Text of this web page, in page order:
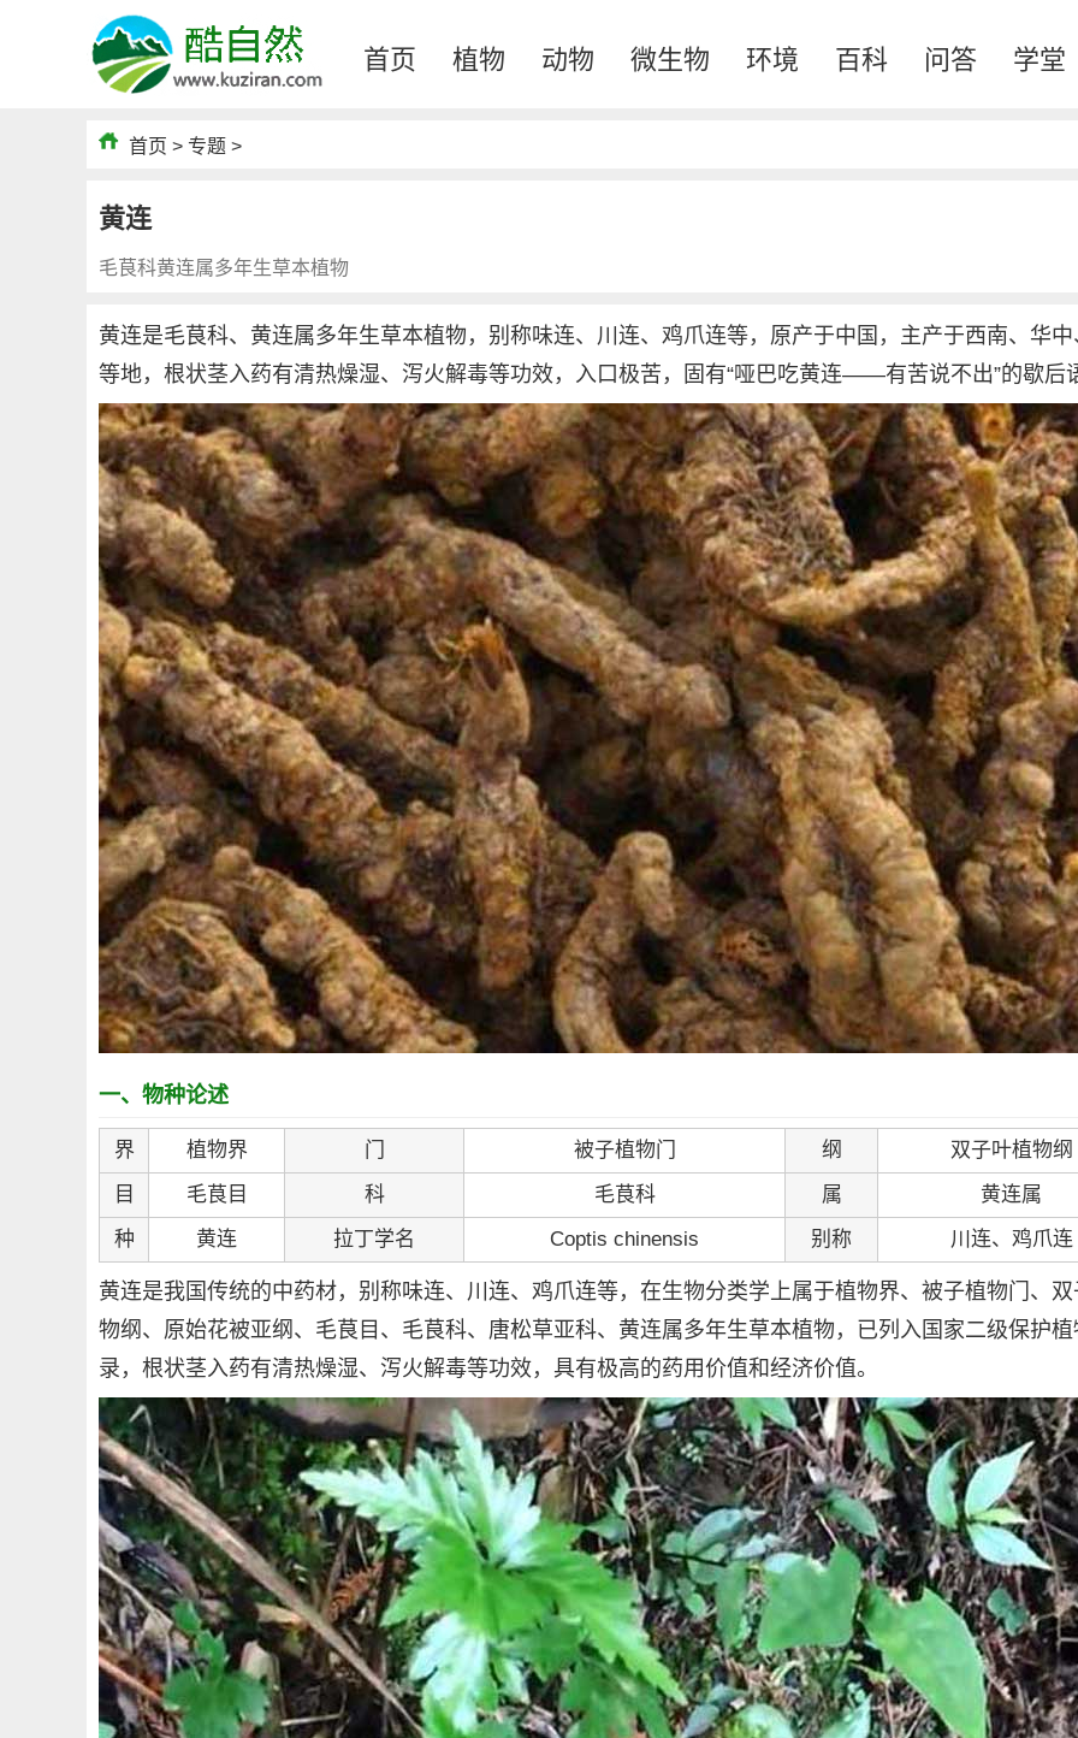
首页 植物 动物 微生物 环境 百科 问答 学堂
首页 > 专题 >
黄连
毛茛科黄连属多年生草本植物
黄连是毛茛科、黄连属多年生草本植物，别称味连、川连、鸡爪连等，原产于中国，主产于西南、华
等地，根状茎入药有清热燥湿、泻火解毒等功效，入口极苦，固有“哑巴吃黄连——有苦说不出”的歇后
一、物种论述
界 植物界 门 被子植物门 纲
双子叶植物纲
目
毛茛目 科 毛茛科 属
黄连属
种
黄连 拉丁学名 Coptis chinensis 别称 川连、鸡爪连
黄连是我国传统的中药材，别称味连、川连、鸡爪连等，在生物分类学上属于植物界、被子植物门、
物纲、原始花被亚纲、毛茛目、毛茛科、唐松草亚科、黄连属多年生草本植物，已列入国家二级保护植
录，根状茎入药有清热燥湿、泻火解毒等功效，具有极高的药用价值和经济价值。